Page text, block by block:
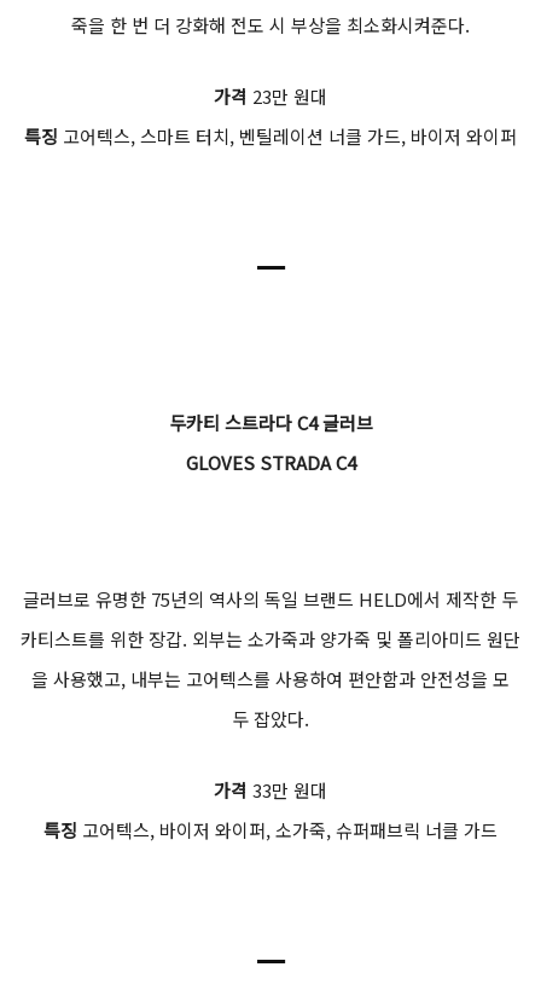
죽을 한 번 더 강화해 전도 시 부상을 최소화시켜준다.
가격 23만 원대
특징 고어텍스, 스마트 터치, 벤틸레이션 너클 가드, 바이저 와이퍼
ㅡ
두카티 스트라다 C4 글러브
GLOVES STRADA C4
글러브로 유명한 75년의 역사의 독일 브랜드 HELD에서 제작한 두
카티스트를 위한 장갑. 외부는 소가죽과 양가죽 및 폴리아미드 원단
을 사용했고, 내부는 고어텍스를 사용하여 편안함과 안전성을 모
두 잡았다.
가격 33만 원대
특징 고어텍스, 바이저 와이퍼, 소가죽, 슈퍼패브릭 너클 가드
ㅡ